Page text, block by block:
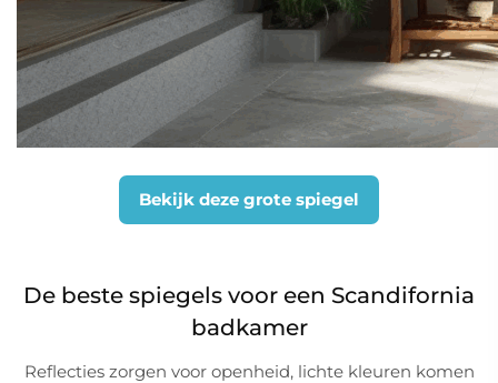
Bekijk deze grote spiegel
De beste spiegels voor een Scandifornia
badkamer
Reflecties zorgen voor openheid, lichte kleuren komen